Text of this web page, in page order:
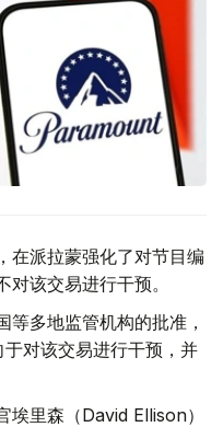
在派拉蒙强化了对节目编
该交易进行干预。
等多地监管机构的批准，
对该交易进行干预，并
里森（David Ellison）